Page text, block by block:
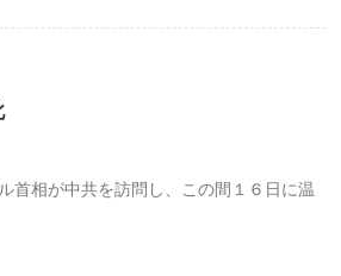
首相が中共を訪問し、この間１６日に温